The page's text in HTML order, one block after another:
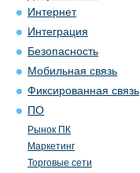
Интернет
Интеграция
Безопасность
Мобильная связь
Фиксированная связь
ПО
Рынок ПК
Маркетинг
Торговые сети